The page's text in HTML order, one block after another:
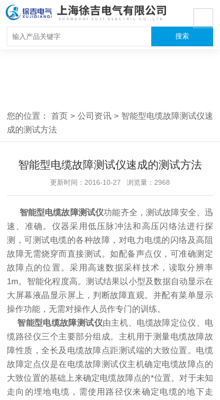
您的位置：首页 > 公司资讯 > 智能型电缆故障测试仪速
成的测试方法
智能型电缆故障测试仪速成的测试方法
更新时间：2016-10-27 浏览量：2968
智能型电缆故障测试仪功能齐全，测试故障安全、迅
速、准确。仪器采用低压脉冲法和高压闪络法进行探
测，可测试电缆的各种故障，对电力电缆的闪络及高阻
故障无需烧穿而直接测试。如配备声点仪，可准确测定
故障点的位置。采用高速数据采样技术，读取分辨率
1m。智能化程度高。测试结果以小型及数据自动显示在
大屏幕液晶显示屏上，判断故障直观。并配有菜单显示
操作功能，无需对操作人员作专门的训练。
智能型电缆故障测试仪由主机、电缆故障定位仪、电
缆路径仪三个主要部分组成。主机用于测量电缆故障故
障性质，全长及电缆故障点距测试端的大致位置。电缆
故障定点仪是在电缆故障测试仪主机确定电缆故障点的
大致位置的基础上来确定电缆故障点的*位置。对于未知
走向的埋地电缆，需使用路径仪来确定电缆的地下走